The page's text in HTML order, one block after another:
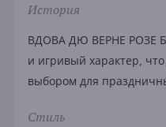
История
ВДОВА ДЮ ВЕРНЕ РОЗЕ
и игривый характер,
выбором для
Стиль